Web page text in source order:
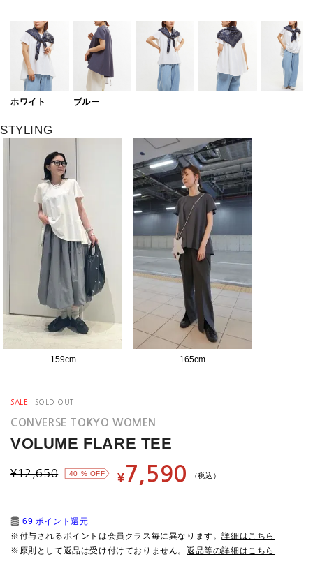
ホワイト ブルー
STYLING
159cm 165cm
SALE SOLD OUT
CONVERSE TOKYO WOMEN
VOLUME FLARE TEE
¥12,650 40 % OFF ¥7,590 （税込）
69 ポイント還元
※付与されるポイントは会員クラス毎に異なります。詳細はこちら
※原則として返品は受け付けておりません。 返品等の詳細はこちら